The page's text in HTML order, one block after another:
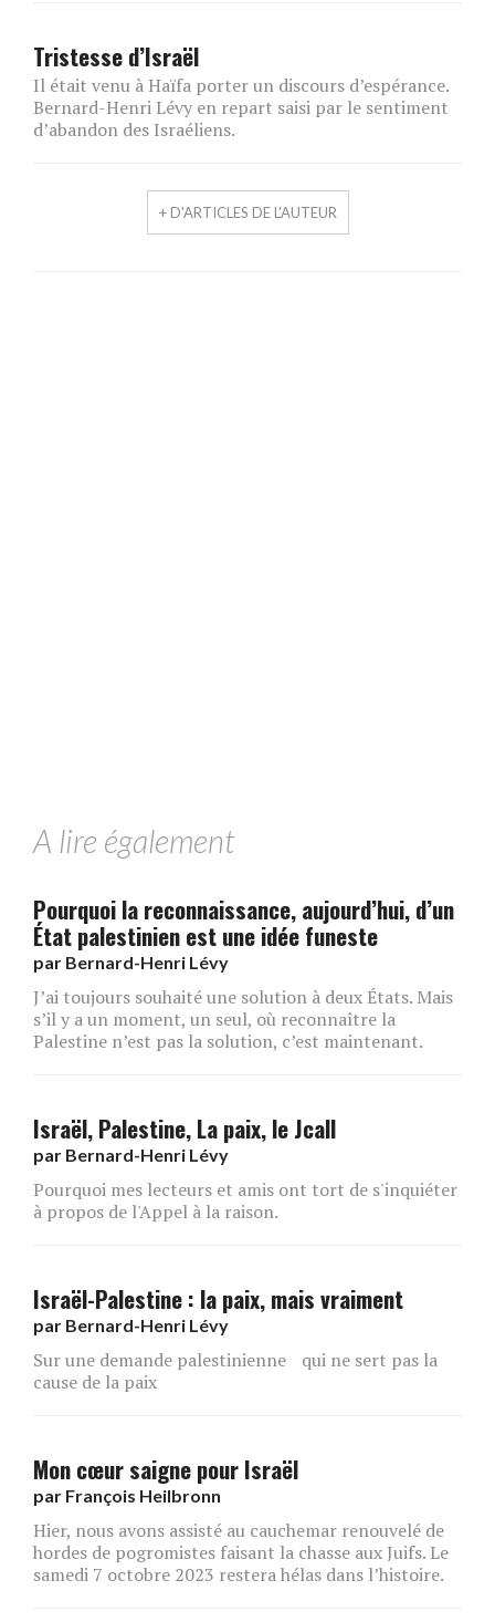
Tristesse d’Israël
Il était venu à Haïfa porter un discours d’espérance.
Bernard-Henri Lévy en repart saisi par le sentiment
d’abandon des Israéliens.
+ D'ARTICLES DE L'AUTEUR
A lire également
Pourquoi la reconnaissance, aujourd’hui, d’un
État palestinien est une idée funeste
par Bernard-Henri Lévy
J’ai toujours souhaité une solution à deux États. Mais
s’il y a un moment, un seul, où reconnaître la
Palestine n’est pas la solution, c’est maintenant.
Israël, Palestine, La paix, le Jcall
par Bernard-Henri Lévy
Pourquoi mes lecteurs et amis ont tort de s'inquiéter
à propos de l'Appel à la raison.
Israël-Palestine : la paix, mais vraiment
par Bernard-Henri Lévy
Sur une demande palestinienne qui ne sert pas la
cause de la paix
Mon cœur saigne pour Israël
par François Heilbronn
Hier, nous avons assisté au cauchemar renouvelé de
hordes de pogromistes faisant la chasse aux Juifs. Le
samedi 7 octobre 2023 restera hélas dans l’histoire.